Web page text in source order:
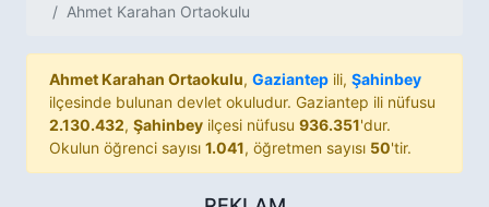
Ahmet Karahan Ortaokulu
Ahmet Karahan Ortaokulu, Gaziantep ili, Şahinbey
ilçesinde bulunan devlet okuludur. Gaziantep ili nüfusu
2.130.432, Şahinbey ilçesi nüfusu 936.351'dur.
Okulun öğrenci sayısı 1.041, öğretmen sayısı 50'tir.